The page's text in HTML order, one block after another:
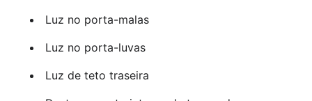
Luz no porta-malas
Luz no porta-luvas
Luz de teto traseira